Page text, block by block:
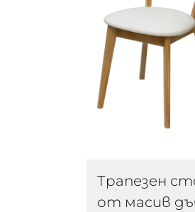
Трапезен
от масив